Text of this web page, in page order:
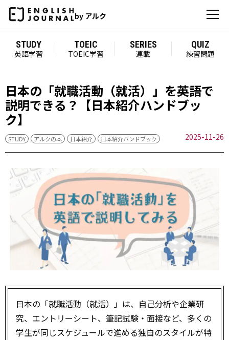
by アルク
STUDY
英語学習
TOEIC
TOEIC学習
SERIES
連載
QUIZ
練習問題
日本の「就職活動（就活）」を英語で
説明できる？【日本紹介ハンドブッ
ク】
STUDY アルクの本 日本紹介 日本紹介ハンドブック 2025-11-26
日本の「就職活動（就活）」は、自己分析や企業研
究、エントリーシート、筆記試験・面接など、多くの
学生が同じスケジュールで進める独自のスタイルが特